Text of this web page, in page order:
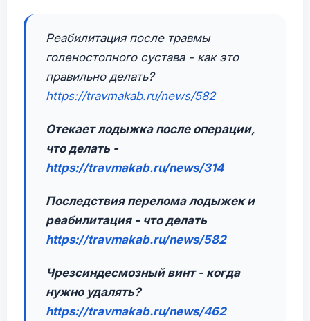
Реабилитация после травмы
голеностопного сустава - как это
правильно делать?
https://travmakab.ru/news/582
Отекает лодыжка после операции,
что делать -
https://travmakab.ru/news/314
Последствия перелома лодыжек и
реабилитация - что делать
https://travmakab.ru/news/582
Чрезсиндесмозный винт - когда
нужно удалять?
https://travmakab.ru/news/462